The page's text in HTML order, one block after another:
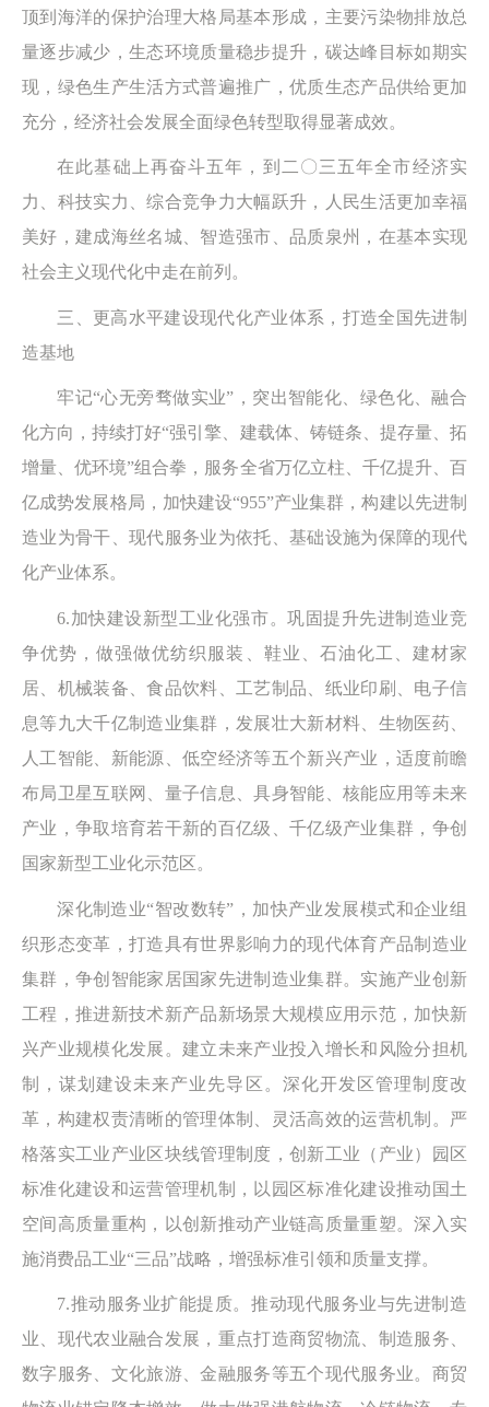
顶到海洋的保护治理大格局基本形成，主要污染物排放总
量逐步减少，生态环境质量稳步提升，碳达峰目标如期实
现，绿色生产生活方式普遍推广，优质生态产品供给更加
充分，经济社会发展全面绿色转型取得显著成效。
在此基础上再奋斗五年，到二〇三五年全市经济实
力、科技实力、综合竞争力大幅跃升，人民生活更加幸福
美好，建成海丝名城、智造强市、品质泉州，在基本实现
社会主义现代化中走在前列。
三、更高水平建设现代化产业体系，打造全国先进制
造基地
牢记“心无旁骛做实业”，突出智能化、绿色化、融合
化方向，持续打好“强引擎、建载体、铸链条、提存量、拓
增量、优环境”组合拳，服务全省万亿立柱、千亿提升、百
亿成势发展格局，加快建设“955”产业集群，构建以先进制
造业为骨干、现代服务业为依托、基础设施为保障的现代
化产业体系。
6.加快建设新型工业化强市。巩固提升先进制造业竞
争优势，做强做优纺织服装、鞋业、石油化工、建材家
居、机械装备、食品饮料、工艺制品、纸业印刷、电子信
息等九大千亿制造业集群，发展壮大新材料、生物医药、
人工智能、新能源、低空经济等五个新兴产业，适度前瞻
布局卫星互联网、量子信息、具身智能、核能应用等未来
产业，争取培育若干新的百亿级、千亿级产业集群，争创
国家新型工业化示范区。
深化制造业“智改数转”，加快产业发展模式和企业组
织形态变革，打造具有世界影响力的现代体育产品制造业
集群，争创智能家居国家先进制造业集群。实施产业创新
工程，推进新技术新产品新场景大规模应用示范，加快新
兴产业规模化发展。建立未来产业投入增长和风险分担机
制，谋划建设未来产业先导区。深化开发区管理制度改
革，构建权责清晰的管理体制、灵活高效的运营机制。严
格落实工业产业区块线管理制度，创新工业（产业）园区
标准化建设和运营管理机制，以园区标准化建设推动国土
空间高质量重构，以创新推动产业链高质量重塑。深入实
施消费品工业“三品”战略，增强标准引领和质量支撑。
7.推动服务业扩能提质。推动现代服务业与先进制造
业、现代农业融合发展，重点打造商贸物流、制造服务、
数字服务、文化旅游、金融服务等五个现代服务业。商贸